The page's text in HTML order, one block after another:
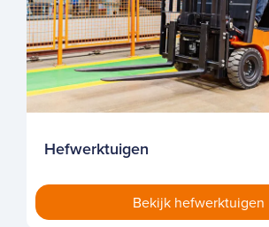
Hefwerktuigen